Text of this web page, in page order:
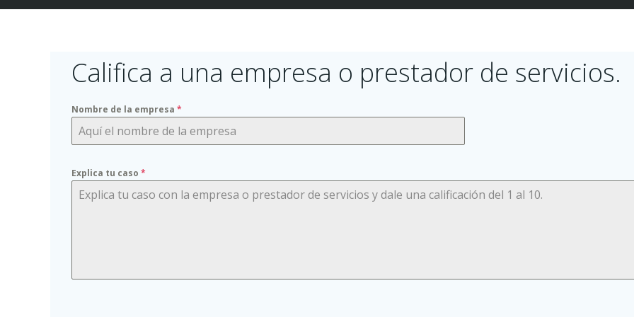
Califica a una empresa o prestador de servicios.
Nombre de la empresa *
Explica tu caso *